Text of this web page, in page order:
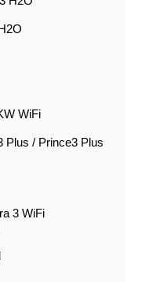
WiFi
Plus / Prince3 Plus
3 WiFi